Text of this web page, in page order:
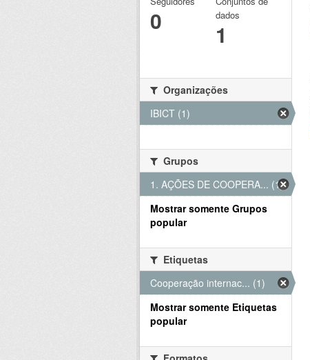
0
dados
1
Organizações
IBICT (1)
Grupos
1. AÇÕES DE COOPERA... (1)
Mostrar somente Grupos
popular
Etiquetas
Cooperação internac... (1)
Mostrar somente Etiquetas
popular